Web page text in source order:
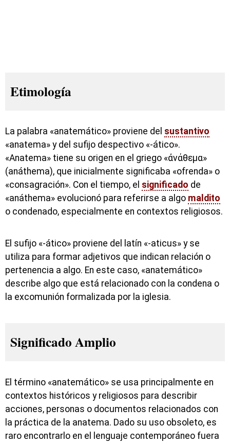
Etimología
La palabra «anatemático» proviene del sustantivo
«anatema» y del sufijo despectivo «-ático».
«Anatema» tiene su origen en el griego «ἀνάθεμα»
(anáthema), que inicialmente significaba «ofrenda» o
«consagración». Con el tiempo, el significado de
«anáthema» evolucionó para referirse a algo maldito
o condenado, especialmente en contextos religiosos.
El sufijo «-ático» proviene del latín «-aticus» y se
utiliza para formar adjetivos que indican relación o
pertenencia a algo. En este caso, «anatemático»
describe algo que está relacionado con la condena o
la excomunión formalizada por la iglesia.
Significado Amplio
El término «anatemático» se usa principalmente en
contextos históricos y religiosos para describir
acciones, personas o documentos relacionados con
la práctica de la anatema. Dado su uso obsoleto, es
raro encontrarlo en el lenguaje contemporáneo fuera